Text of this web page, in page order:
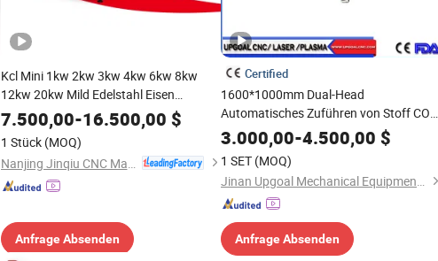
Kcl Mini 1kw 2kw 3kw 4kw 6kw 8kw
12kw 20kw Mild Edelstahl Eisen
Aluminium Kupfer CNC Blechrohr CNC
Automatische Faserlaser
Schneidemaschine
7.500,00-16.500,00 $
1 Stück (MOQ)
Anfrage Absenden
Certified
1600*1000mm Dual-Head
Automatisches Zuführen von Stoff CO2
Laserschneider Laserschneidemaschine
mit 130W CO2 Laserrohr Automatisches
Abweichungskorrekturgerät
3.000,00-4.500,00 $
1 SET (MOQ)
Jinan Upgoal Mechanical Equipment Co., Ltd.
Anfrage Absenden